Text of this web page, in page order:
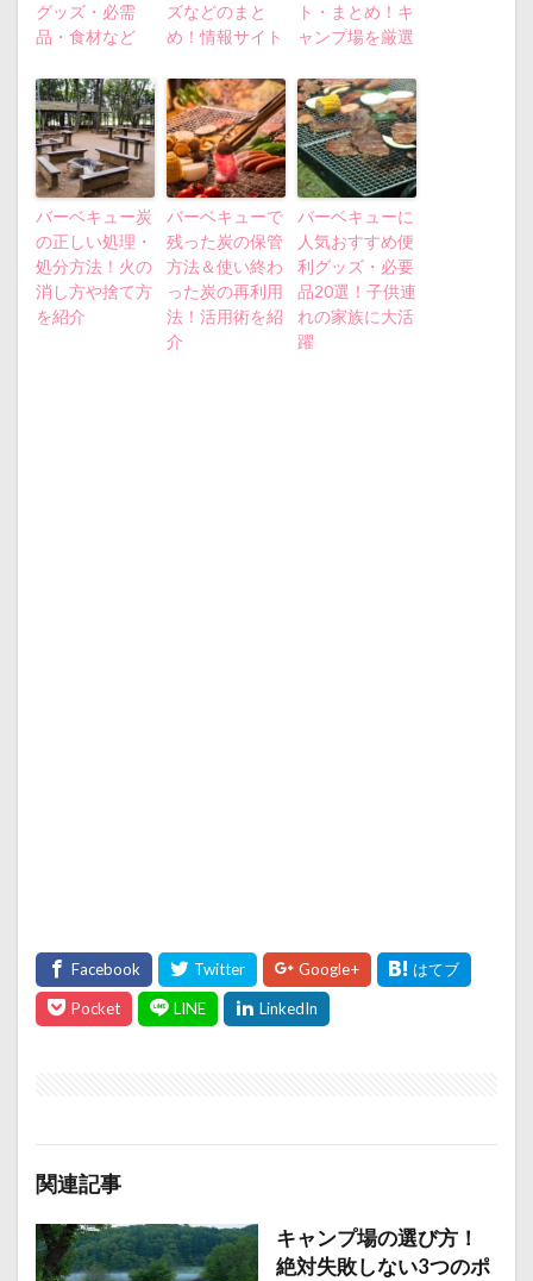
グッズ・必需
品・食材など
ズなどのまと
め！情報サイト
ト・まとめ！キ
ャンプ場を厳選
バーベキュー炭
の正しい処理・
処分方法！火の
消し方や捨て方
を紹介
バーベキューで
残った炭の保管
方法＆使い終わ
った炭の再利用
法！活用術を紹
介
バーベキューに
人気おすすめ便
利グッズ・必要
品20選！子供連
れの家族に大活
躍
関連記事
キャンプ場の選び方！
絶対失敗しない3つのポ